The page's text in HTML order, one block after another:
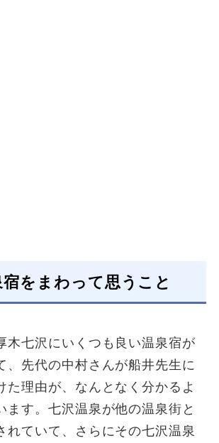
をまわって思うこと
木七沢にいくつも良い温泉宿が
、先代の中村さんが船井先生に
た理由が、なんとなく分かるよ
ます。七沢温泉が他の温泉街と
れていて、さらにその七沢温泉